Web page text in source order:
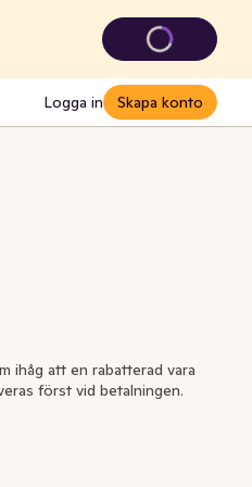
Logga in Skapa konto
ihåg att en rabatterad vara
först vid betalningen.